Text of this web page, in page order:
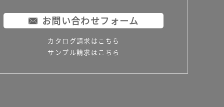
お問い合わせフォーム
カタログ請求はこちら
サンプル請求はこちら